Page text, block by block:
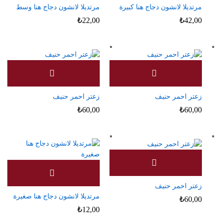
مرتديلا لانشون دجاج هنا كبيرة
₺42,00
مرتديلا لانشون دجاج هنا وسط
₺22,00
زعتر احمر حنيف
₺60,00
زعتر احمر حنيف
₺60,00
زعتر احمر حنيف
₺60,00 مرتديلا لانشون دجاج هنا صغيرة
₺12,00